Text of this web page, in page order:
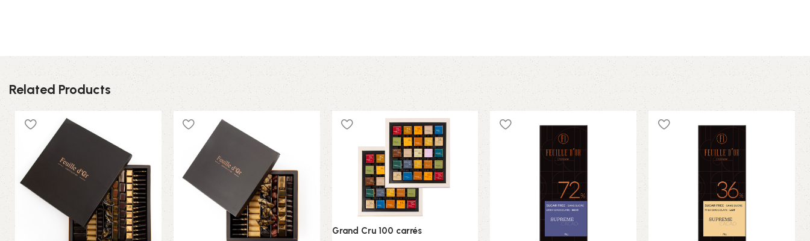
Related Products
Grand Cru 100 carrés